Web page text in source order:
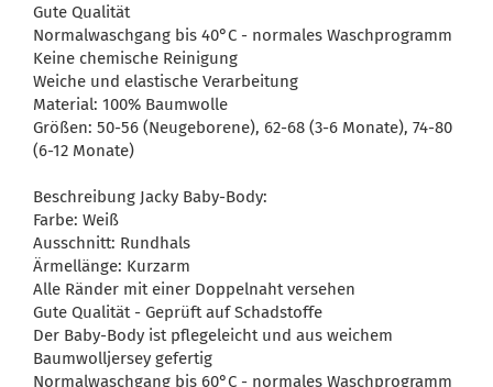
Gute Qualität
Normalwaschgang bis 40°C - normales Waschprogramm
Keine chemische Reinigung
Weiche und elastische Verarbeitung
Material: 100% Baumwolle
Größen: 50-56 (Neugeborene), 62-68 (3-6 Monate), 74-80
(6-12 Monate)
Beschreibung Jacky Baby-Body:
Farbe: Weiß
Ausschnitt: Rundhals
Ärmellänge: Kurzarm
Alle Ränder mit einer Doppelnaht versehen
Gute Qualität - Geprüft auf Schadstoffe
Der Baby-Body ist pflegeleicht und aus weichem
Baumwolljersey gefertig
Normalwaschgang bis 60°C - normales Waschprogramm